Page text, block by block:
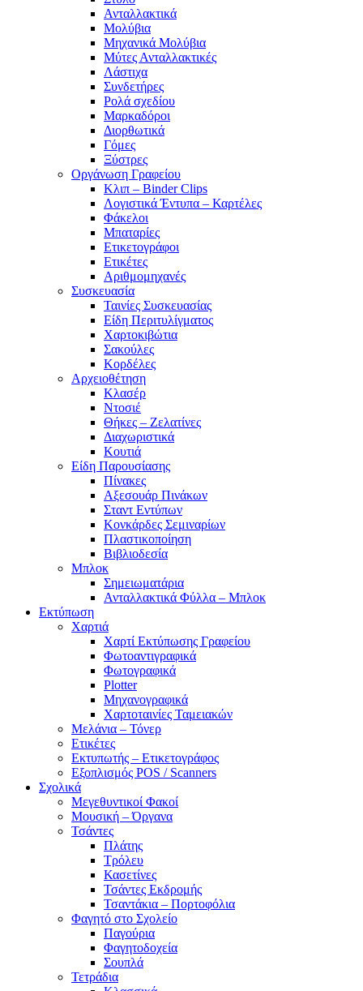
Ανταλλακτικά
Μολύβια
Μηχανικά Μολύβια
Μύτες Ανταλλακτικές
Λάστιχα
Συνδετήρες
Ρολά σχεδίου
Μαρκαδόροι
Διορθωτικά
Γόμες
Ξύστρες
Οργάνωση Γραφείου
Κλιπ – Binder Clips
Λογιστικά Έντυπα – Καρτέλες
Φάκελοι
Μπαταρίες
Ετικετογράφοι
Ετικέτες
Αριθμομηχανές
Συσκευασία
Ταινίες Συσκευασίας
Είδη Περιτυλίγματος
Χαρτοκιβώτια
Σακούλες
Κορδέλες
Αρχειοθέτηση
Κλασέρ
Ντοσιέ
Θήκες – Ζελατίνες
Διαχωριστικά
Κουτιά
Είδη Παρουσίασης
Πίνακες
Αξεσουάρ Πινάκων
Σταντ Εντύπων
Κονκάρδες Σεμιναρίων
Πλαστικοποίηση
Βιβλιοδεσία
Μπλοκ
Σημειωματάρια
Ανταλλακτικά Φύλλα – Μπλοκ
Εκτύπωση
Χαρτιά
Χαρτί Εκτύπωσης Γραφείου
Φωτοαντιγραφικά
Φωτογραφικά
Plotter
Μηχανογραφικά
Χαρτοταινίες Ταμειακών
Μελάνια – Τόνερ
Ετικέτες
Εκτυπωτής – Ετικετογράφος
Εξοπλισμός POS / Scanners
Σχολικά
Μεγεθυντικοί Φακοί
Μουσική – Όργανα
Τσάντες
Πλάτης
Τρόλευ
Κασετίνες
Τσάντες Εκδρομής
Τσαντάκια – Πορτοφόλια
Φαγητό στο Σχολείο
Παγούρια
Φαγητοδοχεία
Σουπλά
Τετράδια